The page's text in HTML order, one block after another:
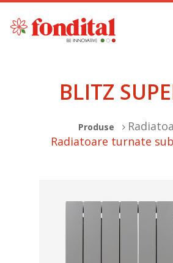
BLITZ
Produse
Radiatoare turnate